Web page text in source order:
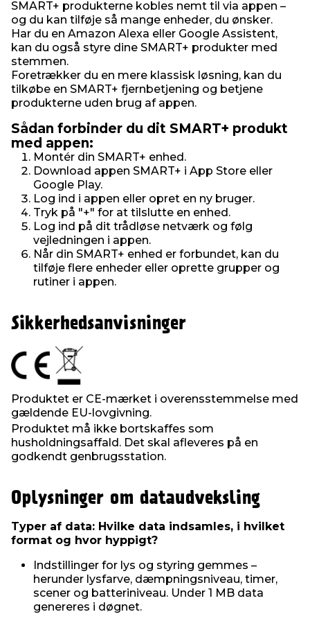
SMART+ produkterne kobles nemt til via appen –
og du kan tilføje så mange enheder, du ønsker.
Har du en Amazon Alexa eller Google Assistent,
kan du også styre dine SMART+ produkter med
stemmen.
Foretrækker du en mere klassisk løsning, kan du
tilkøbe en SMART+ fjernbetjening og betjene
produkterne uden brug af appen.
Sådan forbinder du dit SMART+ produkt
med appen:
Montér din SMART+ enhed.
Download appen SMART+ i App Store eller
Google Play.
Log ind i appen eller opret en ny bruger.
Tryk på "+" for at tilslutte en enhed.
Log ind på dit trådløse netværk og følg
vejledningen i appen.
Når din SMART+ enhed er forbundet, kan du
tilføje flere enheder eller oprette grupper og
rutiner i appen.
Sikkerhedsanvisninger
Produktet er CE-mærket i overensstemmelse med
gældende EU-lovgivning.
Produktet må ikke bortskaffes som
husholdningsaffald. Det skal afleveres på en
godkendt genbrugsstation.
Oplysninger om dataudveksling
Typer af data: Hvilke data indsamles, i hvilket
format og hvor hyppigt?
Indstillinger for lys og styring gemmes –
herunder lysfarve, dæmpningsniveau, timer,
scener og batteriniveau. Under 1 MB data
genereres i døgnet.